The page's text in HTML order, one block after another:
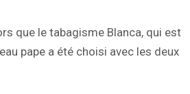
que le tabagisme Blanca, qui est
pape a été choisi avec les deux